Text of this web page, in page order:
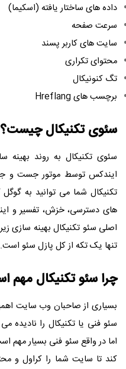
داده های ساختار یافته (اسکیما)
سرعت صفحه
سایت های کاربر پسند
محتوای تکراری
تگ کنونیکال
برچسب های Hreflang
سئوی تکنیکال چیست؟
سئوی تکنیکال به روند
ایندکس توسط موتور جست و
تکنیکال شما می توانید به
های دسترسی، خزش، تفسیر و
اصلی سئو تکنیکال بهینه
تنها یک تکه از کل پازل سئو است.
چرا سئو تکنیکال مهم
بسیاری از صاحبان وب سایت
سئو فنی یا تکنیکال را نادیده
اما در واقع سئو فنی بسیار مهم
کند تا سایت شما را کراول و